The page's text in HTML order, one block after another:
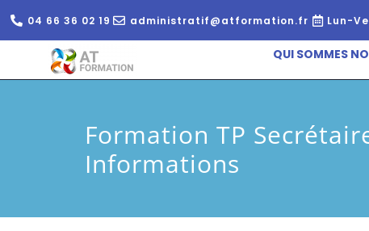
04 66 36 02 19 administratif@atformation.fr Lun-
QUI SOMMES
Formation TP
Informations